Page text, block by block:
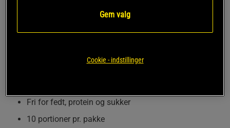
vand til en velsmagende drik med frisk sommerfrugtsmag.
Fri for fedt, protein og sukker
10 portioner pr. pakke
Gem valg
Cookie - indstillinger